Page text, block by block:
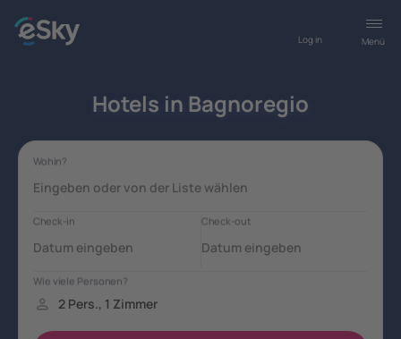
Menü
Log in
Hotels in Bagnoregio